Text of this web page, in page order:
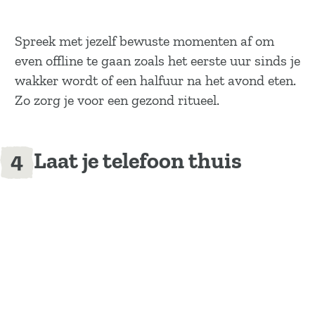
Spreek met jezelf bewuste momenten af om
even offline te gaan zoals het eerste uur sinds je
wakker wordt of een halfuur na het avond eten.
Zo zorg je voor een gezond ritueel.
Laat je telefoon thuis